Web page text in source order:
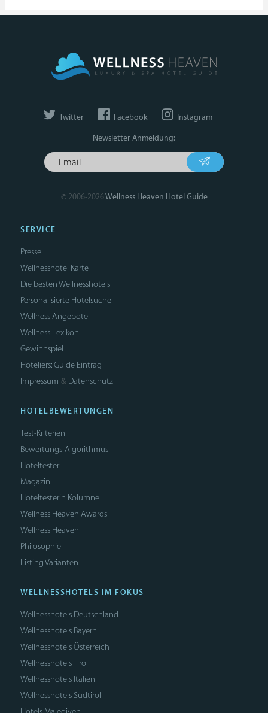
Twitter Facebook Instagram
Newsletter Anmeldung:
© 2006-2026Wellness Heaven Hotel Guide
SERVICE
Presse
Wellnesshotel Karte
Die besten Wellnesshotels
Personalisierte Hotelsuche
Wellness Angebote
Wellness Lexikon
Gewinnspiel
Hoteliers: Guide Eintrag
Impressum & Datenschutz
HOTELBEWERTUNGEN
Test-Kriterien
Bewertungs-Algorithmus
Hoteltester
Magazin
Hoteltesterin Kolumne
Wellness Heaven Awards
Wellness Heaven
Philosophie
Listing Varianten
WELLNESSHOTELS IM FOKUS
Wellnesshotels Deutschland
Wellnesshotels Bayern
Wellnesshotels Österreich
Wellnesshotels Tirol
Wellnesshotels Italien
Wellnesshotels Südtirol